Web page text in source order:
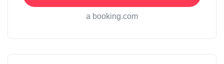
a booking.com